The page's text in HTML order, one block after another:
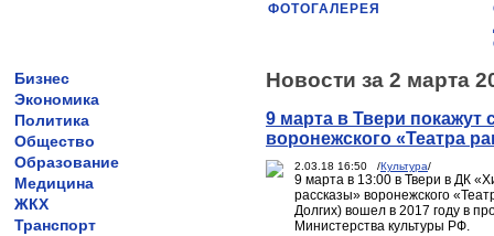
ФОТОГАЛЕРЕЯ
Бизнес
Экономика
Политика
Общество
Образование
Медицина
ЖКХ
Транспорт
Новости за 2 марта
9 марта в Твери покажут
воронежского «Театра
2.03.18 16:50 /Культура/
9 марта в 13:00 в Твери в ДК
рассказы» воронежского
Долгих) вошел в 2017 году в
Министерства культуры РФ.